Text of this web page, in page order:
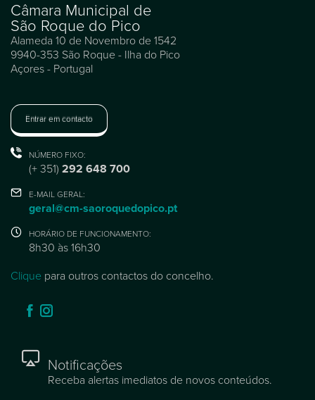
Câmara Municipal de
São Roque do Pico
Alameda 10 de Novembro de 1542
9940-353 São Roque - Ilha do Pico
Açores - Portugal
Entrar em contacto
NÚMERO FIXO:
(+ 351) 292 648 700
E-MAIL GERAL:
geral@cm-saoroquedopico.pt
HORÁRIO DE FUNCIONAMENTO:
8h30 às 16h30
Clique para outros contactos do concelho.
Notificações
Receba alertas imediatos de novos conteúdos.